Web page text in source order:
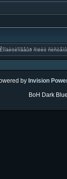
ñïëèò
by Invision
BoH Dark